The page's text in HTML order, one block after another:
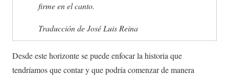
firme en el canto.
Traducción de José Luis Reina
Desde este horizonte se puede enfocar la historia que
tendríamos que contar y que podría comenzar de manera